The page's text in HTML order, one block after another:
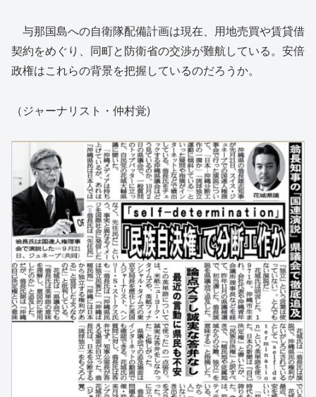
与那国島への自衛隊配備計画は現在、用地売買や賃貸借
契約をめぐり、同町と防衛省の交渉が難航している。安倍
政権はこれらの背景を把握しているのだろうか。
（ジャーナリスト・仲村覚)